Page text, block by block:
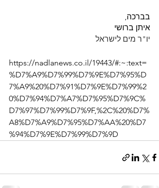
בברכה,
איתן ברושי
יו"ר מים לישראל
https://nadlanews.co.il/19443/#:~:text=
%D7%A9%D7%99%D7%9E%D7%95%D
7%A9%20%D7%91%D7%9E%D7%99%2
0%D7%94%D7%A7%D7%95%D7%9C%
D7%97%D7%99%D7%9F,%2C%20%D7%
A8%D7%A9%D7%95%D7%AA%20%D7
%94%D7%9E%D7%99%D7%9D